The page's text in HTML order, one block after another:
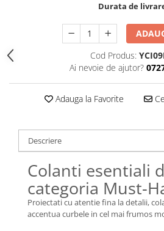
Durata de
Cod Produs:
Ai nevoie de ajutor?
Adauga la Favorite
Descriere
Colanti esentiali
categoria Must-
Proiectati cu atentie fina la detalii,
accentua curbele in cel mai frumos